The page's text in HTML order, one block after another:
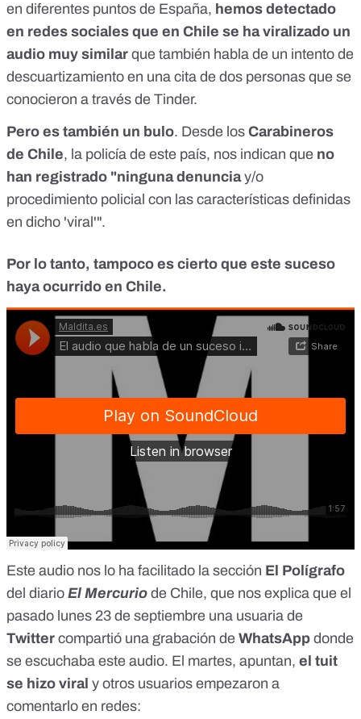
en diferentes puntos de España, hemos detectado
en redes sociales que en Chile se ha viralizado un
audio muy similar que también habla de un intento de
descuartizamiento en una cita de dos personas que se
conocieron a través de Tinder.
Pero es también un bulo. Desde los Carabineros
de Chile, la policía de este país, nos indican que no
han registrado "ninguna denunciay/o
procedimiento policial con las características definidas
en dicho 'viral'".
Por lo tanto, tampoco es cierto que este suceso
haya ocurrido en Chile.
Este audio nos lo ha facilitado la sección El Polígrafo
del diario El Mercurio de Chile, que nos explica que el
pasado lunes 23 de septiembre una usuaria de
Twitter compartió una grabación de WhatsApp donde
se escuchaba este audio. El martes, apuntan, el tuit
se hizo viral y otros usuarios empezaron a
comentarlo en redes: